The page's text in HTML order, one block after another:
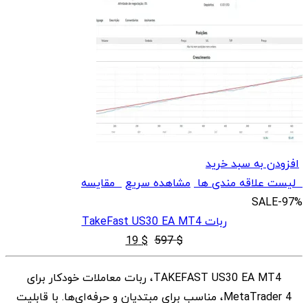
افزودن به سبد خرید
لیست علاقه مندی ها مشاهده سریعمقایسه
SALE-97%
ربات TakeFast US30 EA MT4
$
597
قیمت
اصلی
$ 597
بود.
$
19
قیمت
فعلی
$ 19
است.
TAKEFAST US30 EA MT4، ربات معاملات خودکار برای
MetaTrader 4، مناسب برای مبتدیان و حرفه‌ای‌ها. با قابلیت